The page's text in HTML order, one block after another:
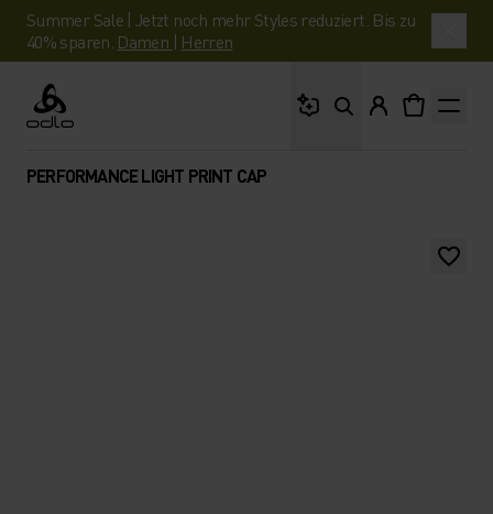
Summer Sale | Jetzt noch mehr Styles reduziert. Bis zu
40% sparen. Damen | Herren
Odlo
PERFORMANCE LIGHT PRINT CAP